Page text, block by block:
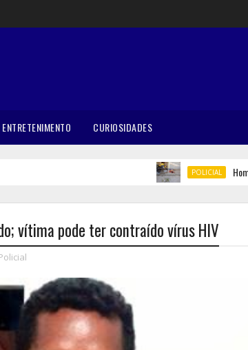
ENTRETENIMENTO CURIOSIDADES
POLICIAL Homem é
vítima pode ter contraído vírus HIV